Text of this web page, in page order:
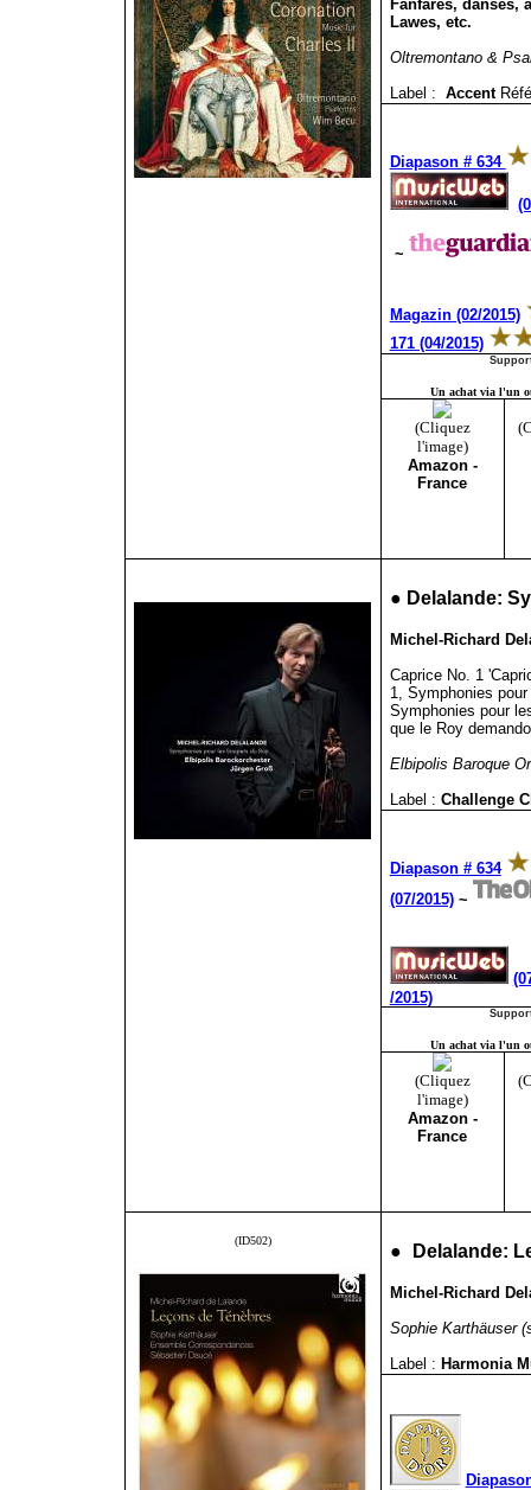
Fanfares, danses,
Lawes, etc.
Oltremontano &
Label : Accent
Diapason # 634
~
Magazin (02/2015)
171 (04/2015)
Un achat via l'un
(Cliquez
l'image)
Amazon -
France
● Delalande:
Michel-Richard
Caprice No. 1
1, Symphonies
Symphonies pour
que le Roy
Elbipolis Baroque
Label : Challenge
Diapason # 634
(07/2015)~
/2015)
Un achat via l'un
(Cliquez
l'image)
Amazon -
France
(ID502) ● Delalande:
Michel-Richard
Sophie Karthäuser
Label : Harmonia